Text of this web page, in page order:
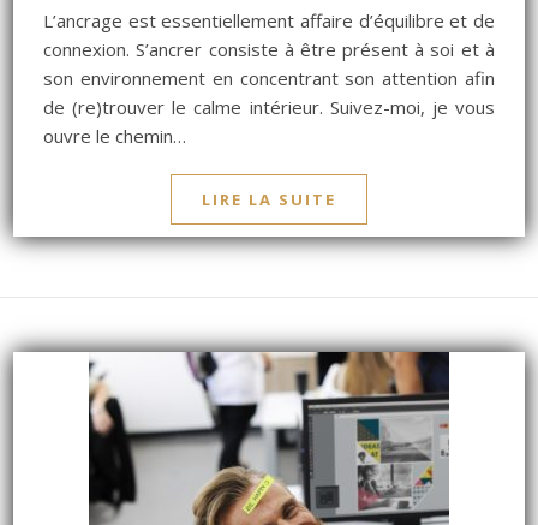
L’ancrage est essentiellement affaire d’équilibre et de
connexion. S’ancrer consiste à être présent à soi et à
son environnement en concentrant son attention afin
de (re)trouver le calme intérieur. Suivez-moi, je vous
ouvre le chemin…
LIRE LA SUITE